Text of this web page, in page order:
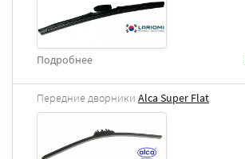
Подробнее
Передние дворники Alca Super Flat